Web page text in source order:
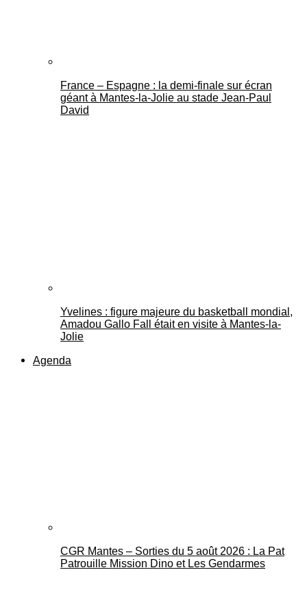
France – Espagne : la demi-finale sur écran
géant à Mantes-la-Jolie au stade Jean-Paul
David
Yvelines : figure majeure du basketball mondial,
Amadou Gallo Fall était en visite à Mantes-la-
Jolie
Agenda
CGR Mantes – Sorties du 5 août 2026 : La Pat
Patrouille Mission Dino et Les Gendarmes